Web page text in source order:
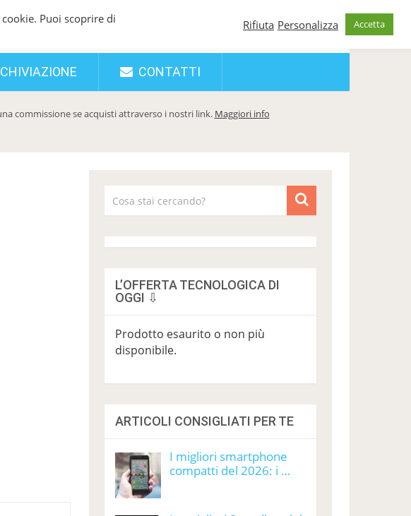
CONTATTI
commissione se acquisti attraverso i nostri link. Maggiori info
L’OFFERTA TECNOLOGICA DI
OGGI ⇩
Prodotto esaurito o non più
disponibile.
ARTICOLI CONSIGLIATI PER TE
I migliori smartphone
compatti del 2026: i …
Puoi scoprire di
Rifiuta Personalizza Accetta